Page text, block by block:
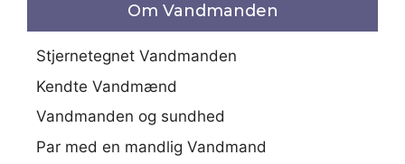
Om Vandmanden
Stjernetegnet Vandmanden
Kendte Vandmænd
Vandmanden og sundhed
Par med en mandlig Vandmand